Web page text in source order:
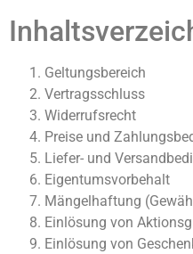
Geltungsbereich
Vertragsschluss
Widerrufsrecht
Preise und
Liefer- und
Eigentumsvorbehalt
Mängelhaftung
Einlösung von
Einlösung von